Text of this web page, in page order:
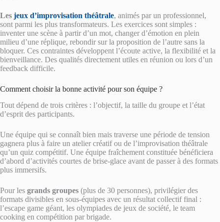
Les jeux d’improvisation théâtrale, animés par un professionnel,
sont parmi les plus transformateurs. Les exercices sont simples :
inventer une scène à partir d’un mot, changer d’émotion en plein
milieu d’une réplique, rebondir sur la proposition de l’autre sans la
bloquer. Ces contraintes développent l’écoute active, la flexibilité et la
bienveillance. Des qualités directement utiles en réunion ou lors d’un
feedback difficile.
Comment choisir la bonne activité pour son équipe ?
Tout dépend de trois critères : l’objectif, la taille du groupe et l’état
d’esprit des participants.
Une équipe qui se connaît bien mais traverse une période de tension
gagnera plus à faire un atelier créatif ou de l’improvisation théâtrale
qu’un quiz compétitif. Une équipe fraîchement constituée bénéficiera
d’abord d’activités courtes de brise-glace avant de passer à des formats
plus immersifs.
Pour les grands groupes (plus de 30 personnes), privilégier des
formats divisibles en sous-équipes avec un résultat collectif final :
l’escape game géant, les olympiades de jeux de société, le team
cooking en compétition par brigade.